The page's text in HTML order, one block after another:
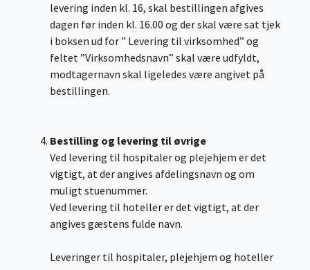
levering inden kl. 16, skal bestillingen afgives
dagen før inden kl. 16.00 og der skal være sat tjek
i boksen ud for ” Levering til virksomhed” og
feltet ”Virksomhedsnavn” skal være udfyldt,
modtagernavn skal ligeledes være angivet på
bestillingen.
Bestilling og levering til øvrige
Ved levering til hospitaler og plejehjem er det
vigtigt, at der angives afdelingsnavn og om
muligt stuenummer.
Ved levering til hoteller er det vigtigt, at der
angives gæstens fulde navn.
Leveringer til hospitaler, plejehjem og hoteller